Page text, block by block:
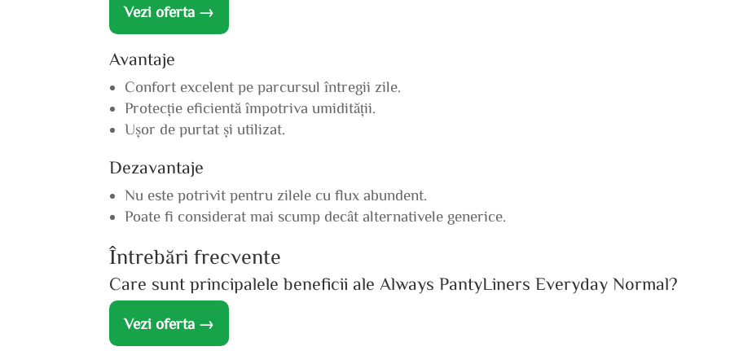
Vezi oferta →
Avantaje
Confort excelent pe parcursul întregii zile.
Protecție eficientă împotriva umidității.
Ușor de purtat și utilizat.
Dezavantaje
Nu este potrivit pentru zilele cu flux abundent.
Poate fi considerat mai scump decât alternativele generice.
Întrebări frecvente
Care sunt principalele beneficii ale Always PantyLiners Everyday Normal?
Vezi oferta →